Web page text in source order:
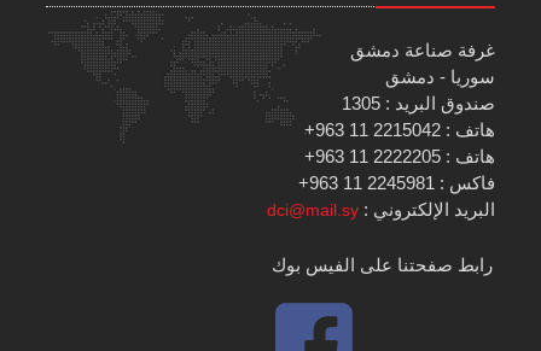
غرفة صناعة دمشق
سوريا - دمشق
صندوق البريد : 1305
هاتف : 2215042 11 963+
هاتف : 2222205 11 963+
فاكس : 2245981 11 963+
البريد الإلكتروني :dci@mail.sy
رابط صفحتنا على الفيس بوك